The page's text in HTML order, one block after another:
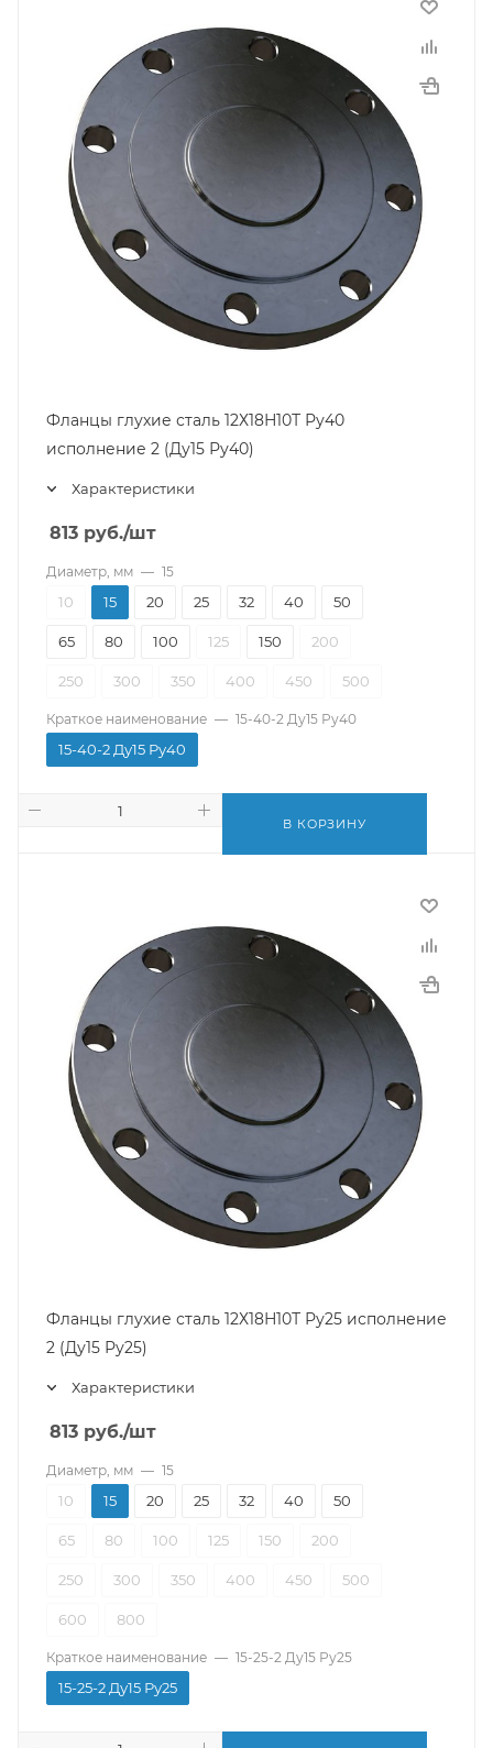
Фланцы глухие сталь 12Х18Н10Т Ру40
исполнение 2 (Ду15 Ру40)
Характеристики
813 руб./шт
Диаметр, мм — 15
10 15 20 25 32 40 50
65 80 100 125 150 200
250 300 350 400 450 500
Краткое наименование — 15-40-2 Ду15 Ру40
15-40-2 Ду15 Ру40
В КОРЗИНУ
Фланцы глухие сталь 12Х18Н10Т Ру25 исполнение
2 (Ду15 Ру25)
Характеристики
813 руб./шт
Диаметр, мм — 15
10 15 20 25 32 40 50
65 80 100 125 150 200
250 300 350 400 450 500
600 800
Краткое наименование — 15-25-2 Ду15 Ру25
15-25-2 Ду15 Ру25